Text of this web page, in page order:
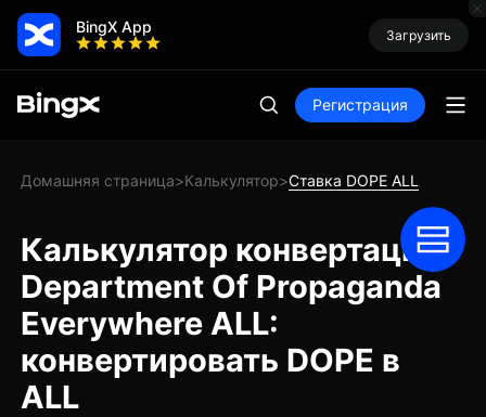
BingX App Загрузить
Регистрация
Домашняя страница>Калькулятор>Ставка DOPE ALL
Калькулятор конвертации
Department Of Propaganda
Everywhere ALL:
конвертировать DOPE в
ALL